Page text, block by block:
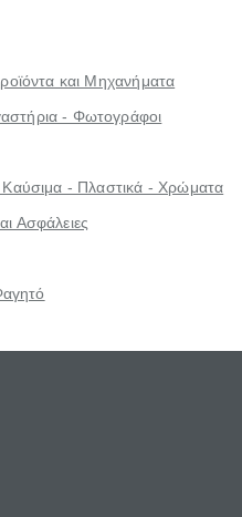
και Μηχανήματα
- Φωτογράφοι
Καύσιμα - Πλαστικά - Χρώματα
Ασφάλειες